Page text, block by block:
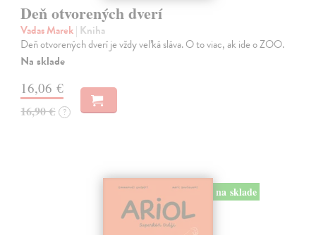
Deň otvorených dverí
Vadas Marek| Kniha
Deň otvorených dverí je vždy veľká sláva. O to viac, ak ide o ZOO.
Na sklade
16,06 €
16,90 € ?
na sklade